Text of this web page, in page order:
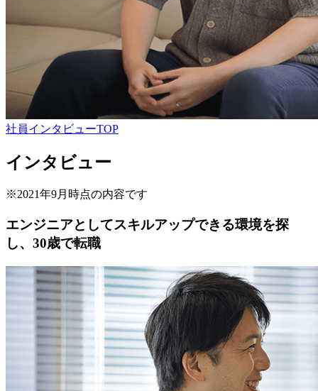
社員インタビューTOP
インタビュー
※2021年9月時点の内容です
エンジニアとしてスキルアップできる環境を探
し、30歳で転職